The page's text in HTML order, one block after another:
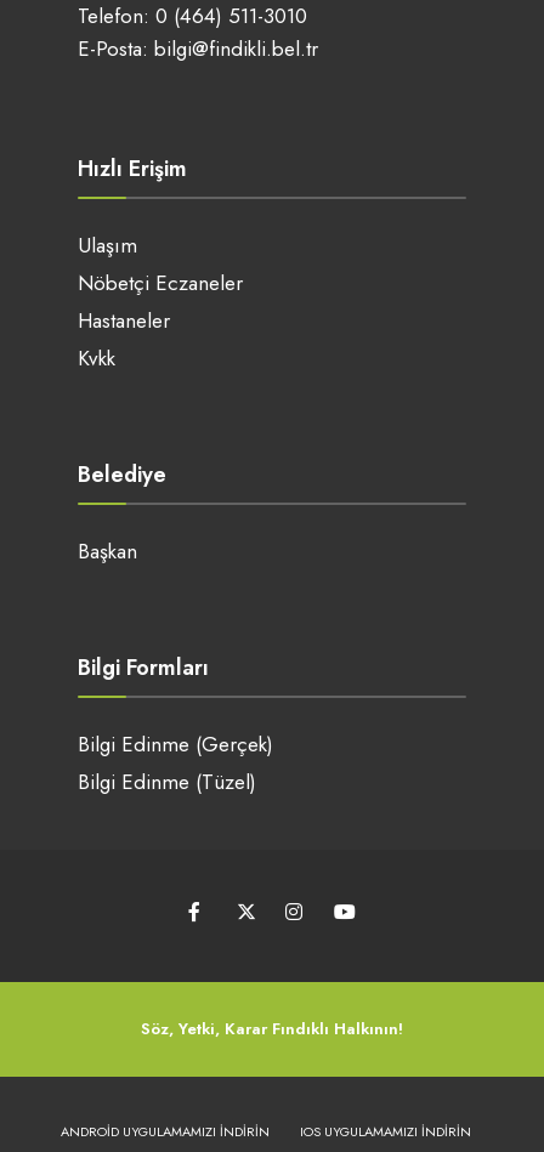
Telefon: 0 (464) 511-3010
E-Posta: bilgi@findikli.bel.tr
Hızlı Erişim
Ulaşım
Nöbetçi Eczaneler
Hastaneler
Kvkk
Belediye
Başkan
Bilgi Formları
Bilgi Edinme (Gerçek)
Bilgi Edinme (Tüzel)
Söz, Yetki, Karar Fındıklı Halkının!
ANDROID UYGULAMAMIZI İNDIRIN IOS UYGULAMAMIZI İNDIRIN